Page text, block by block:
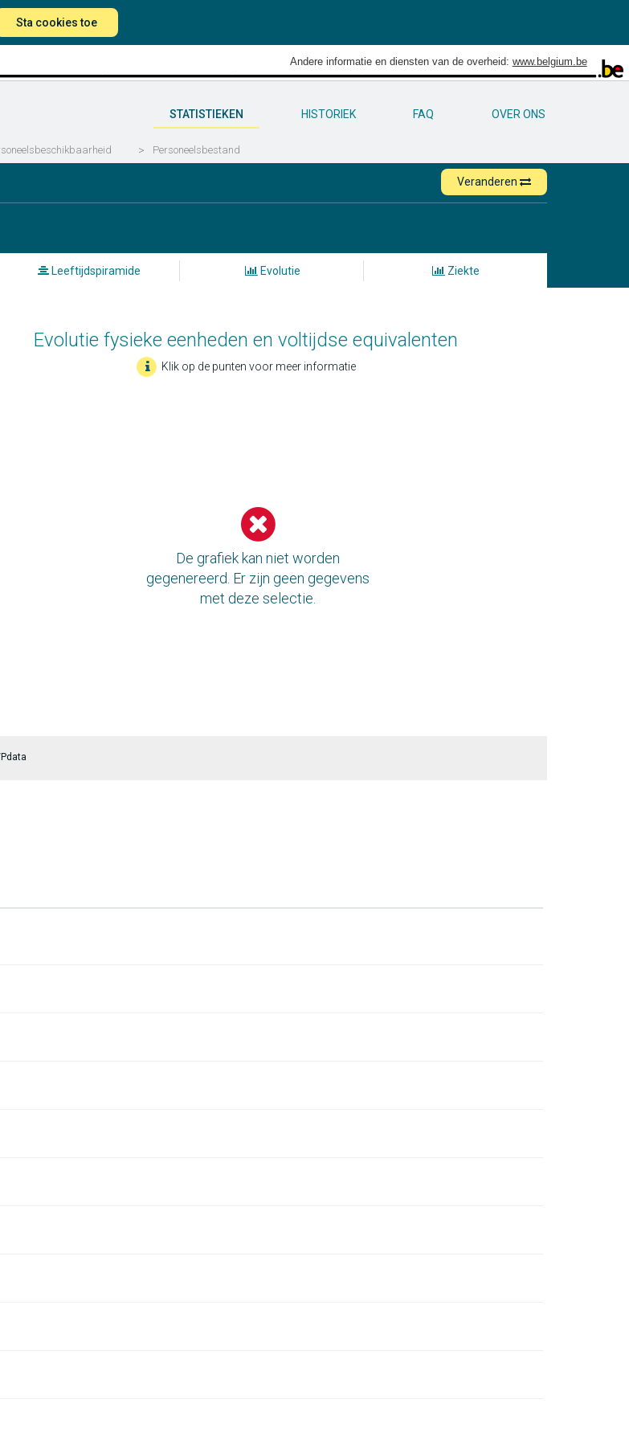
Sta cookies toe
Andere informatie en diensten van de overheid: www.belgium.be
STATISTIEKEN HISTORIEK FAQ OVER ONS
> Personeelsbestand
Veranderen
Leeftijdspiramide Evolutie Ziekte
Evolutie fysieke eenheden en voltijdse equivalenten
Klik op de punten voor meer informatie
De grafiek kan niet worden
gegenereerd. Er zijn geen gegevens
met deze selectie.